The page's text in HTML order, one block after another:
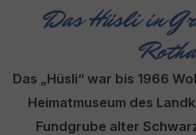
Das Hüsli in
Das „Hüsli“ war bis 1966
Heimatmuseum des
Fundgrube alter